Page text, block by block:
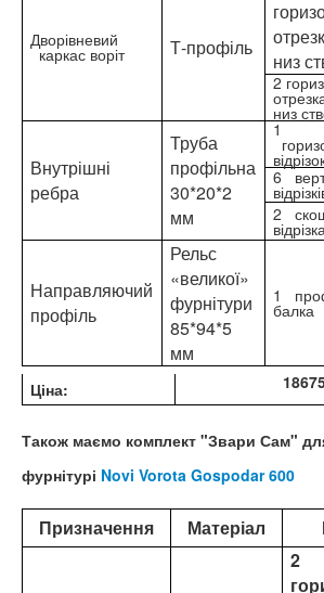
Дворівневий
каркас воріт Т-профіль
низ
2
низ
Внутрішні
ребра
Труба
профільна
30*20*2
мм
1
6
2
Направляючий
профіль
Рельс
«великої»
фурнітури
85*94*5
мм
1
балка
Ціна:
Також маємо комплект "Звари Сам"
фурнітурі Novi Vorota Gospodar 600
Призначення Матеріал
2